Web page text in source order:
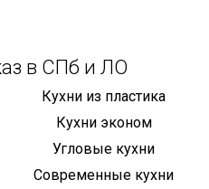
в СПб и ЛО
Кухни из пластика
Кухни эконом
Угловые кухни
Современные кухни